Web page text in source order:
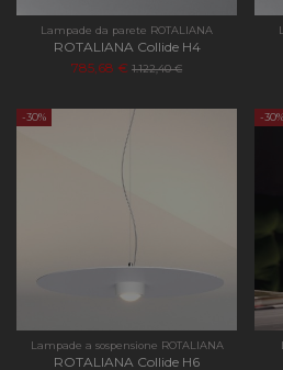
Lampade da parete ROTALIANA
ROTALIANA Collide H4
785,68 € 1.122,40 €
-30%
Lampade a sospensione ROTALIANA
ROTALIANA Collide H6
-30%